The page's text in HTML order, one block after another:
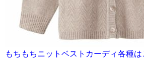
もちもちニットベストカーディ各種は